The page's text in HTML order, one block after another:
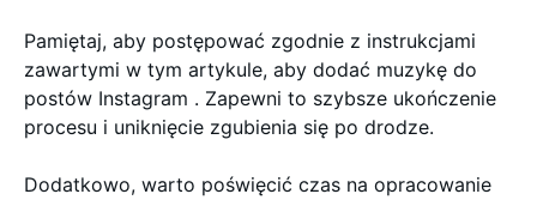
Pamiętaj, aby postępować zgodnie z instrukcjami
zawartymi w tym artykule, aby dodać muzykę do
postów Instagram . Zapewni to szybsze ukończenie
procesu i uniknięcie zgubienia się po drodze.
Dodatkowo, warto poświęcić czas na opracowanie